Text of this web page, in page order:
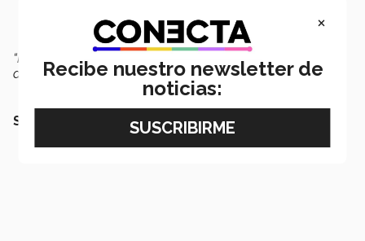
Limitar el uso de las pantallas, y
Privilegiar la convivencia familiar.
“No podemos querer controlar algo que de entrada no
acordamos”, finalizó Gabriela Aguilar.
SEGURAMENTE TAMBIÉN QUERRÁS LEER:
×
Recibe nuestro newsletter de
noticias: